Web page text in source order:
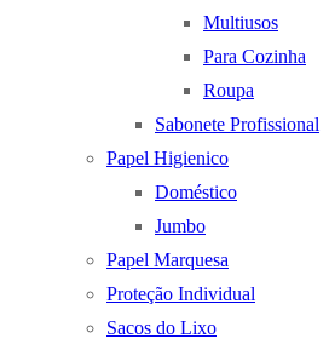
Multiusos
Para Cozinha
Roupa
Sabonete Profissional
Papel Higienico
Doméstico
Jumbo
Papel Marquesa
Proteção Individual
Sacos do Lixo